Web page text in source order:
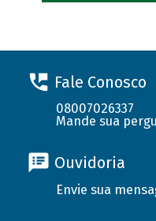
Fale Conosco
08007026337
Mande sua
Ouvidoria
Envie sua